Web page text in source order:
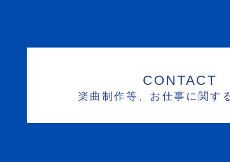
CONTACT
楽曲制作等、お仕事に関す